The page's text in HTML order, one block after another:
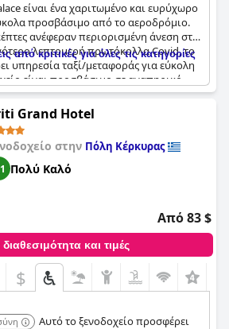
είναι ένα χαριτωμένο και ευρύχωρο
προσβάσιμο από το αεροδρόμιο.
ανέφεραν περιορισμένη άνεση στα
λεπτομερή πρωτόκολλα Covid, το
υπηρεσία ταξί/μεταφοράς για εύκολη
είναι προσβάσιμο σε αναπηρικό
χώρους, γεγονός που το καθιστά
επισκέπτες με αναπηρία. Υπάρχουν
στην πισίνα που είναι
Ωστόσο, ορισμένοι επισκέπτες
περιορισμένη ιδιωτικότητα στο
πόρτας και η πρόσβαση στην
να είναι δύσκολη για τους
κινητικότητα. Παρά κάποια μικρά
με αναπηρίες μπορούν να
διαμονή στο
SENTIDO Apollo
από κριτικές για όλες τις κατηγορίες
Grand Hotel
στην Πόλη Κέρκυρας
Πολύ Καλό
Από 83 $
διαθεσιμότητα και τιμές
$
Αυτό το ξενοδοχείο προσφέρει